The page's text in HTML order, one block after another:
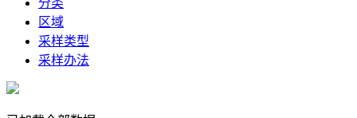
分类
区域
采样类型
采样办法